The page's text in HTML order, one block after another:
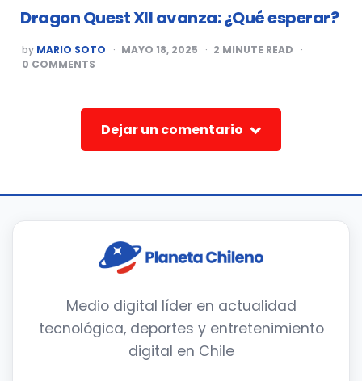
Dragon Quest XII avanza: ¿Qué esperar?
POSTED
BY
by MARIO SOTO MAYO 18, 2025 2 MINUTE READ
0 COMMENTS
Dejar un comentario
Medio digital líder en actualidad
tecnológica, deportes y entretenimiento
digital en Chile